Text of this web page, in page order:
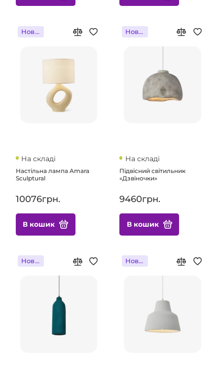
Новинка
На складі
Настільна лампа Amara
Sculptural
10076грн.
В кошик
Новинка
На складі
Підвісний світильник
«Дзвіночки»
9460грн.
В кошик
Новинка Новинка